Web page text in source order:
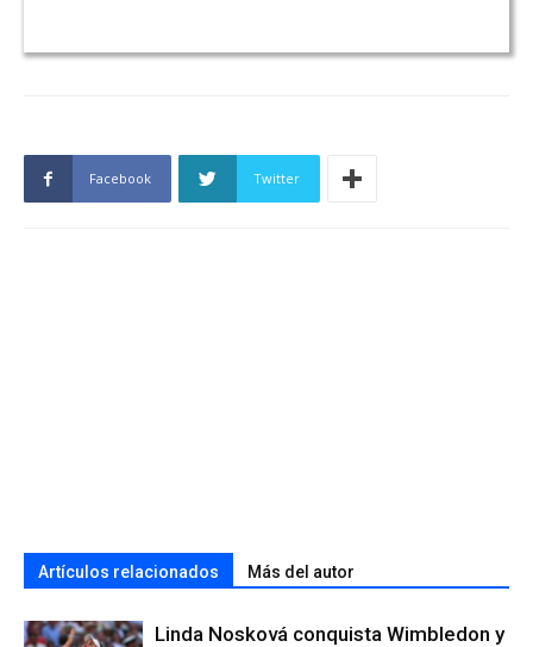
Facebook Twitter
Artículos relacionados Más del autor
Linda Nosková conquista Wimbledon y